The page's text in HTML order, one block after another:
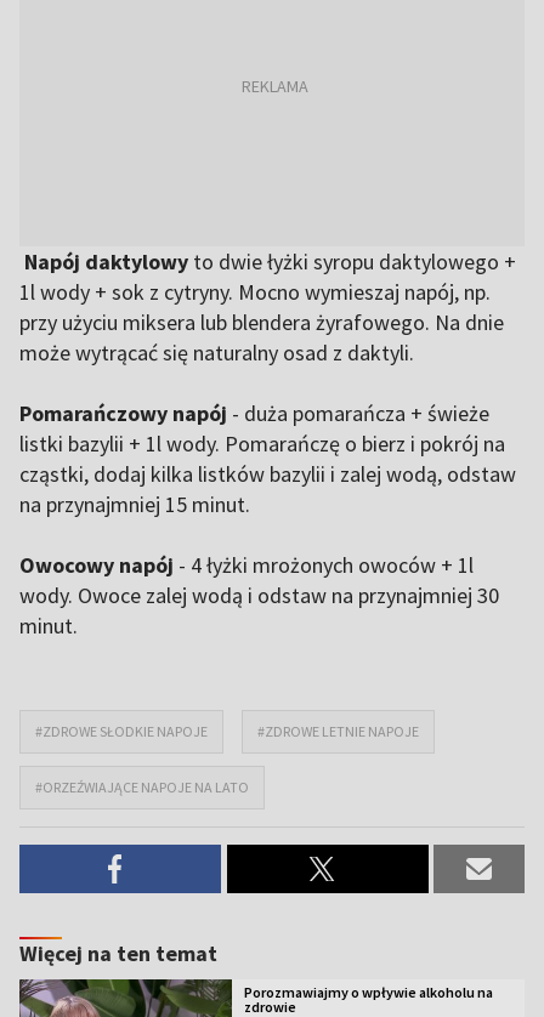
Napój daktylowy to dwie łyżki syropu daktylowego +
1l wody + sok z cytryny. Mocno wymieszaj napój, np.
przy użyciu miksera lub blendera żyrafowego. Na dnie
może wytrącać się naturalny osad z daktyli.
Pomarańczowy napój - duża pomarańcza + świeże
listki bazylii + 1l wody. Pomarańczę o bierz i pokrój na
cząstki, dodaj kilka listków bazylii i zalej wodą, odstaw
na przynajmniej 15 minut.
Owocowy napój - 4 łyżki mrożonych owoców + 1l
wody. Owoce zalej wodą i odstaw na przynajmniej 30
minut.
#ZDROWE SŁODKIE NAPOJE #ZDROWE LETNIE NAPOJE
#ORZEŹWIAJĄCE NAPOJE NA LATO
Więcej na ten temat
Porozmawiajmy o wpływie alkoholu na
zdrowie